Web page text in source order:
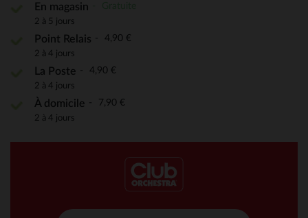
En magasin
2 à 5 jours
Point Relais 4,90 €
2 à 4 jours
La Poste 4,90 €
2 à 4 jours
À domicile 7,90 €
2 à 4 jours